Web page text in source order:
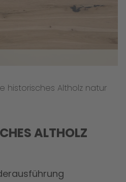
historisches Altholz natur
ALTHOLZ